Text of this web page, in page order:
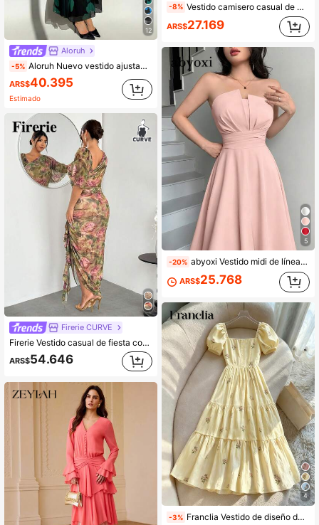
12
Aloruh
-5% Aloruh Nuevo vestido ajustado de manga larga con estampado de malla floral teñida anudada en rojo para fiesta, otoño/invierno
ARS$40.395
Estimado
Firerie CURVE
Firerie Vestido casual de fiesta con cuello en V y estampado floral para mujer de talla grande
ARS$54.646
-8% Vestido camisero casual de mujer en color marfil tejido, con cuello, manga corta, diseño de botones delanteros, bajo asimétrico, largo hasta la rodilla, elegante para verano, lujo discreto, de la oficina al fin de semana
ARS$27.169
5
-20% abyoxi Vestido midi de línea A ajustado con cintura fruncida sin tirantes en rosa claro para mujer, elegante & suave, casual & minimalista, para oficina, salidas diarias, citas, fiestas, vacaciones, verano otoño, vestido de largo de té
ARS$25.768
4
-3% Franclia Vestido de diseño delicado con estampado floral francés pequeño, cuello cuadrado, mangas abullonadas, abotonadura sencilla y volantes en la cintura